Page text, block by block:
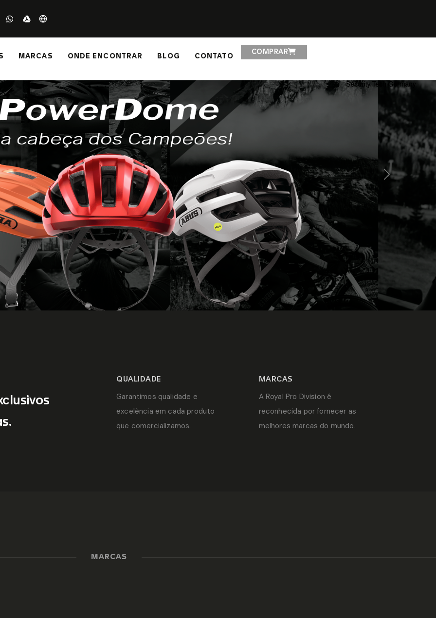
MARCAS ONDE ENCONTRAR BLOG CONTATO
COMPRAR
Next
QUALIDADE
Garantimos qualidade e
excelência em cada produto
que comercializamos.
MARCAS
A Royal Pro Division é
reconhecida por fornecer as
melhores marcas do mundo.
MARCAS